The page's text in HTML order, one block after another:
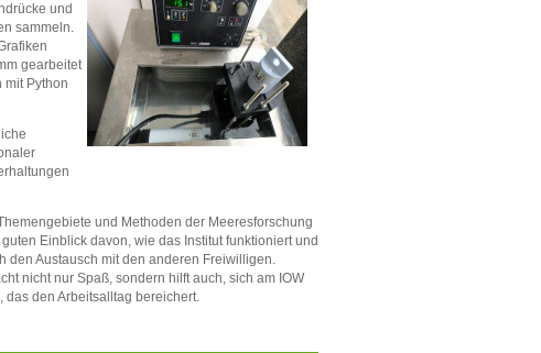
und
sammeln.
gearbeitet
mit Python
und Methoden der Meeresforschung
Einblick davon, wie das Institut funktioniert und
den Austausch mit den anderen Freiwilligen.
nicht nur Spaß, sondern hilft auch, sich am IOW
den Arbeitsalltag bereichert.